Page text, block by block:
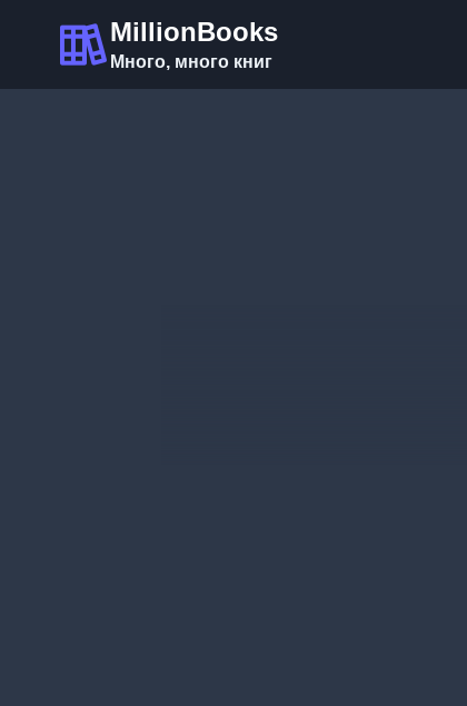
содержимому
MillionBooks
Много, много книг